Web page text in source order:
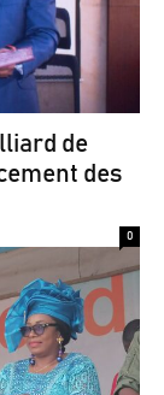
de
des
0